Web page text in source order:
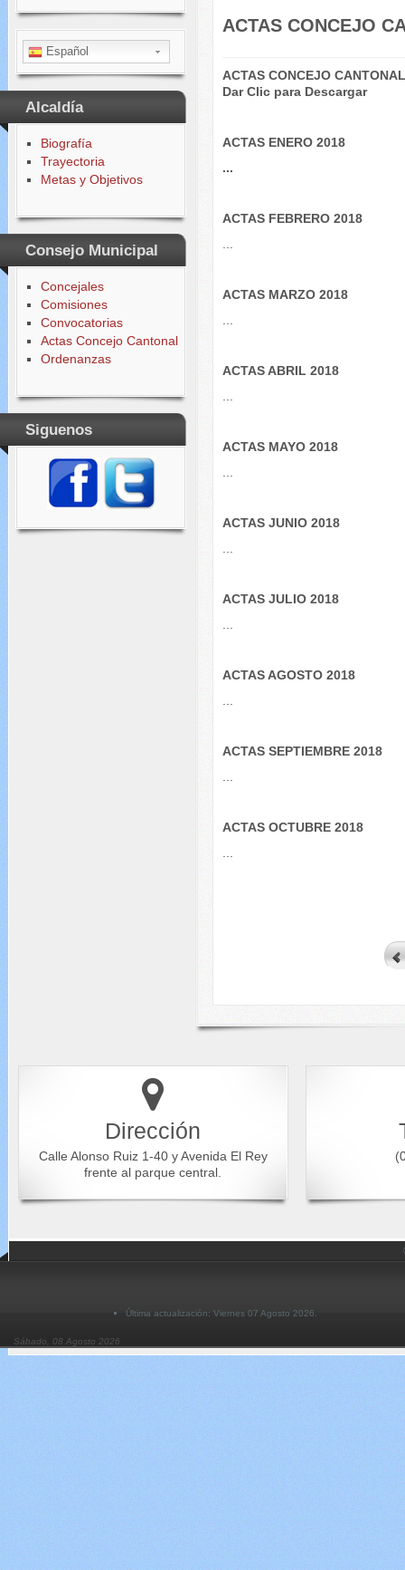
Español
Alcaldía
Biografía
Trayectoria
Metas y Objetivos
Consejo Municipal
Concejales
Comisiones
Convocatorias
Actas Concejo Cantonal
Ordenanzas
Siguenos
ACTAS CONCEJO
ACTAS CONCEJO
Dar Clic para Descargar
ACTAS ENERO 2018
...
ACTAS FEBRERO 2018
ACTAS MARZO 2018
ACTAS ABRIL 2018
ACTAS MAYO 2018
ACTAS JUNIO 2018
ACTAS JULIO 2018
ACTAS AGOSTO 2018
ACTAS SEPTIEMBRE 2018
ACTAS OCTUBRE 2018
Dirección
Calle Alonso Ruiz 1-40 y Avenida El Rey
frente al parque central.
Última actualización: Viernes 07 Agosto 2026.
Sábado, 08 Agosto 2026